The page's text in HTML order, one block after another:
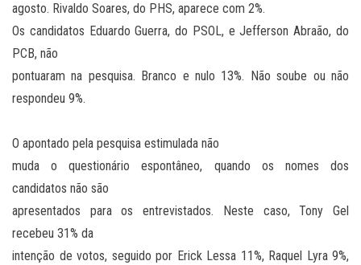
agosto. Rivaldo Soares, do PHS, aparece com 2%.
Os candidatos Eduardo Guerra, do PSOL, e Jefferson Abraão, do
PCB, não
pontuaram na pesquisa. Branco e nulo 13%. Não soube ou não
respondeu 9%.
O apontado pela pesquisa estimulada não
muda o questionário espontâneo, quando os nomes dos
candidatos não são
apresentados para os entrevistados. Neste caso, Tony Gel
recebeu 31% da
intenção de votos, seguido por Erick Lessa 11%, Raquel Lyra 9%,